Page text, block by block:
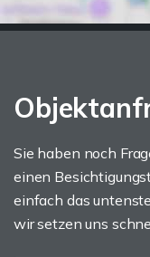
Sie haben noch
einen
einfach das
wir setzen uns